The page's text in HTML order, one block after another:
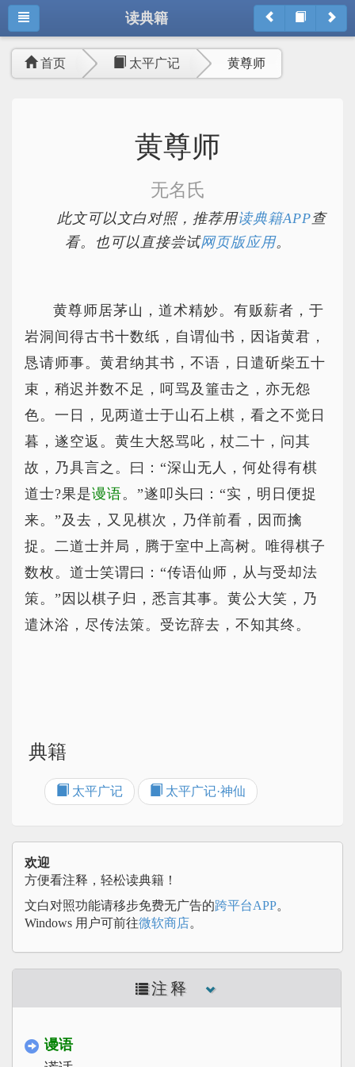
读典籍
首页 太平广记 黄尊师
黄尊师
无名氏
此文可以文白对照，推荐用读典籍APP查
看。也可以直接尝试网页版应用。
黄尊师居茅山，道术精妙。有贩薪者，于
岩洞间得古书十数纸，自谓仙书，因诣黄君，
恳请师事。黄君纳其书，不语，日遣斫柴五十
束，稍迟并数不足，呵骂及箠击之，亦无怨
色。一日，见两道士于山石上棋，看之不觉日
暮，遂空返。黄生大怒骂叱，杖二十，问其
故，乃具言之。曰：“深山无人，何处得有棋
道士?果是谩语。”遂叩头曰：“实，明日便捉
来。”及去，又见棋次，乃佯前看，因而擒
捉。二道士并局，腾于室中上高树。唯得棋子
数枚。道士笑谓曰：“传语仙师，从与受却法
策。”因以棋子归，悉言其事。黄公大笑，乃
遣沐浴，尽传法策。受讫辞去，不知其终。
典籍
太平广记 太平广记·神仙
欢迎
方便看注释，轻松读典籍！
文白对照功能请移步免费无广告的跨平台APP。
Windows 用户可前往微软商店。
注释
谩语